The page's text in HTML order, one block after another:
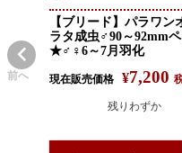
前へ
【ブリード】パラワン
ラタ成虫♂90～92mm
★♂♀6～7月羽化
現在販売価格 ¥7,200
残りわずか